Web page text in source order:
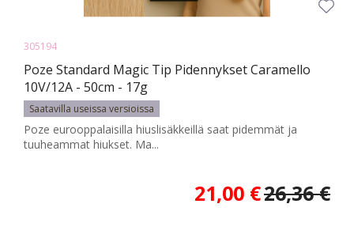
305194
Poze Standard Magic Tip Pidennykset Caramello
10V/12A - 50cm - 17g
Saatavilla useissa versioissa
Poze eurooppalaisilla hiuslisäkkeillä saat pidemmät ja
tuuheammat hiukset. Ma...
21,00 €26,36 €